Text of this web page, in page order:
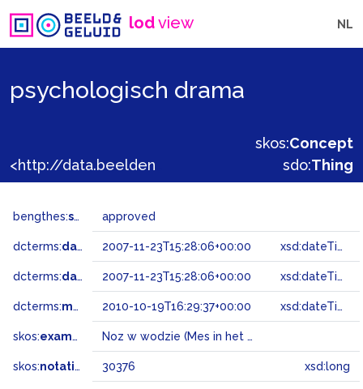
lodview NL
psychologisch drama
skos:Concept
sdo:Thing
bengthes:status approved
dcterms:dateAccepted 2007-11-23T15:28:06+00:00 xsd:dateTime
dcterms:dateSubmitted 2007-11-23T15:28:06+00:00 xsd:dateTime
dcterms:modified 2010-10-19T16:29:37+00:00 xsd:dateTime
skos:example Noz w wodzie (Mes in het water, Polanski), Höstsonaten (Bergman); De vlinder tilt de kat op
skos:notation 30376 xsd:long